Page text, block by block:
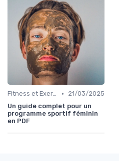
Fitness et Exercices •
21/03/2025
Un guide complet pour un
programme sportif féminin
en PDF